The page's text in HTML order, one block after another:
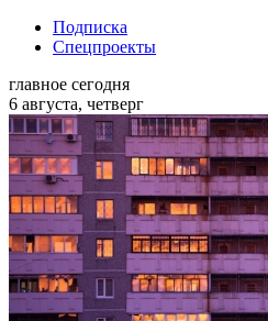
Подписка
Спецпроекты
главное сегодня
6 августа, четверг